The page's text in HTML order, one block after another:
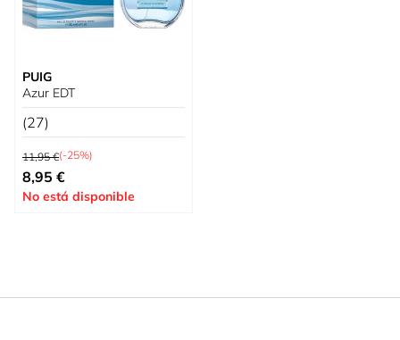
PUIG
Azur EDT
(27)
Precio habitual
11,95 €(-25%)
Precio especial
8,95 €
No está disponible